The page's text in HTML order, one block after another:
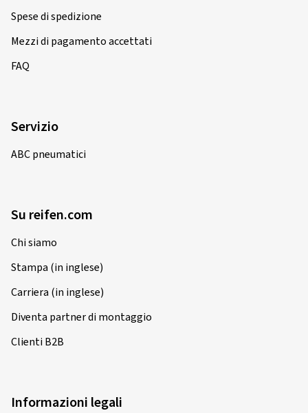
Spese di spedizione
Mezzi di pagamento accettati
FAQ
Servizio
ABC pneumatici
Su reifen.com
Chi siamo
Stampa (in inglese)
Carriera (in inglese)
Diventa partner di montaggio
Clienti B2B
Informazioni legali